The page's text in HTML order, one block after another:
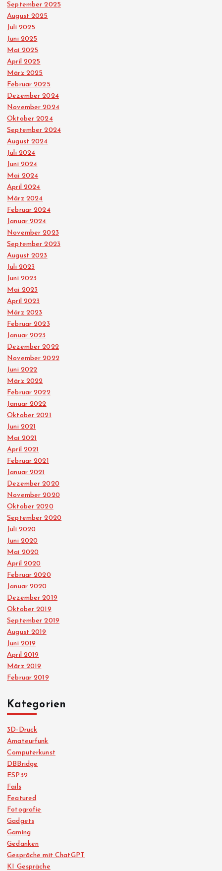
September 2025
August 2025
Juli 2025
Juni 2025
Mai 2025
April 2025
März 2025
Februar 2025
Dezember 2024
November 2024
Oktober 2024
September 2024
August 2024
Juli 2024
Juni 2024
Mai 2024
April 2024
März 2024
Februar 2024
Januar 2024
November 2023
September 2023
August 2023
Juli 2023
Juni 2023
Mai 2023
April 2023
März 2023
Februar 2023
Januar 2023
Dezember 2022
November 2022
Juni 2022
März 2022
Februar 2022
Januar 2022
Oktober 2021
Juni 2021
Mai 2021
April 2021
Februar 2021
Januar 2021
Dezember 2020
November 2020
Oktober 2020
September 2020
Juli 2020
Juni 2020
Mai 2020
April 2020
Februar 2020
Januar 2020
Dezember 2019
Oktober 2019
September 2019
August 2019
Juni 2019
April 2019
März 2019
Februar 2019
Kategorien
3D-Druck
Amateurfunk
Computerkunst
DBBridge
ESP32
Fails
Featured
Fotografie
Gadgets
Gaming
Gedanken
Gespräche mit ChatGPT
KI Gespräche